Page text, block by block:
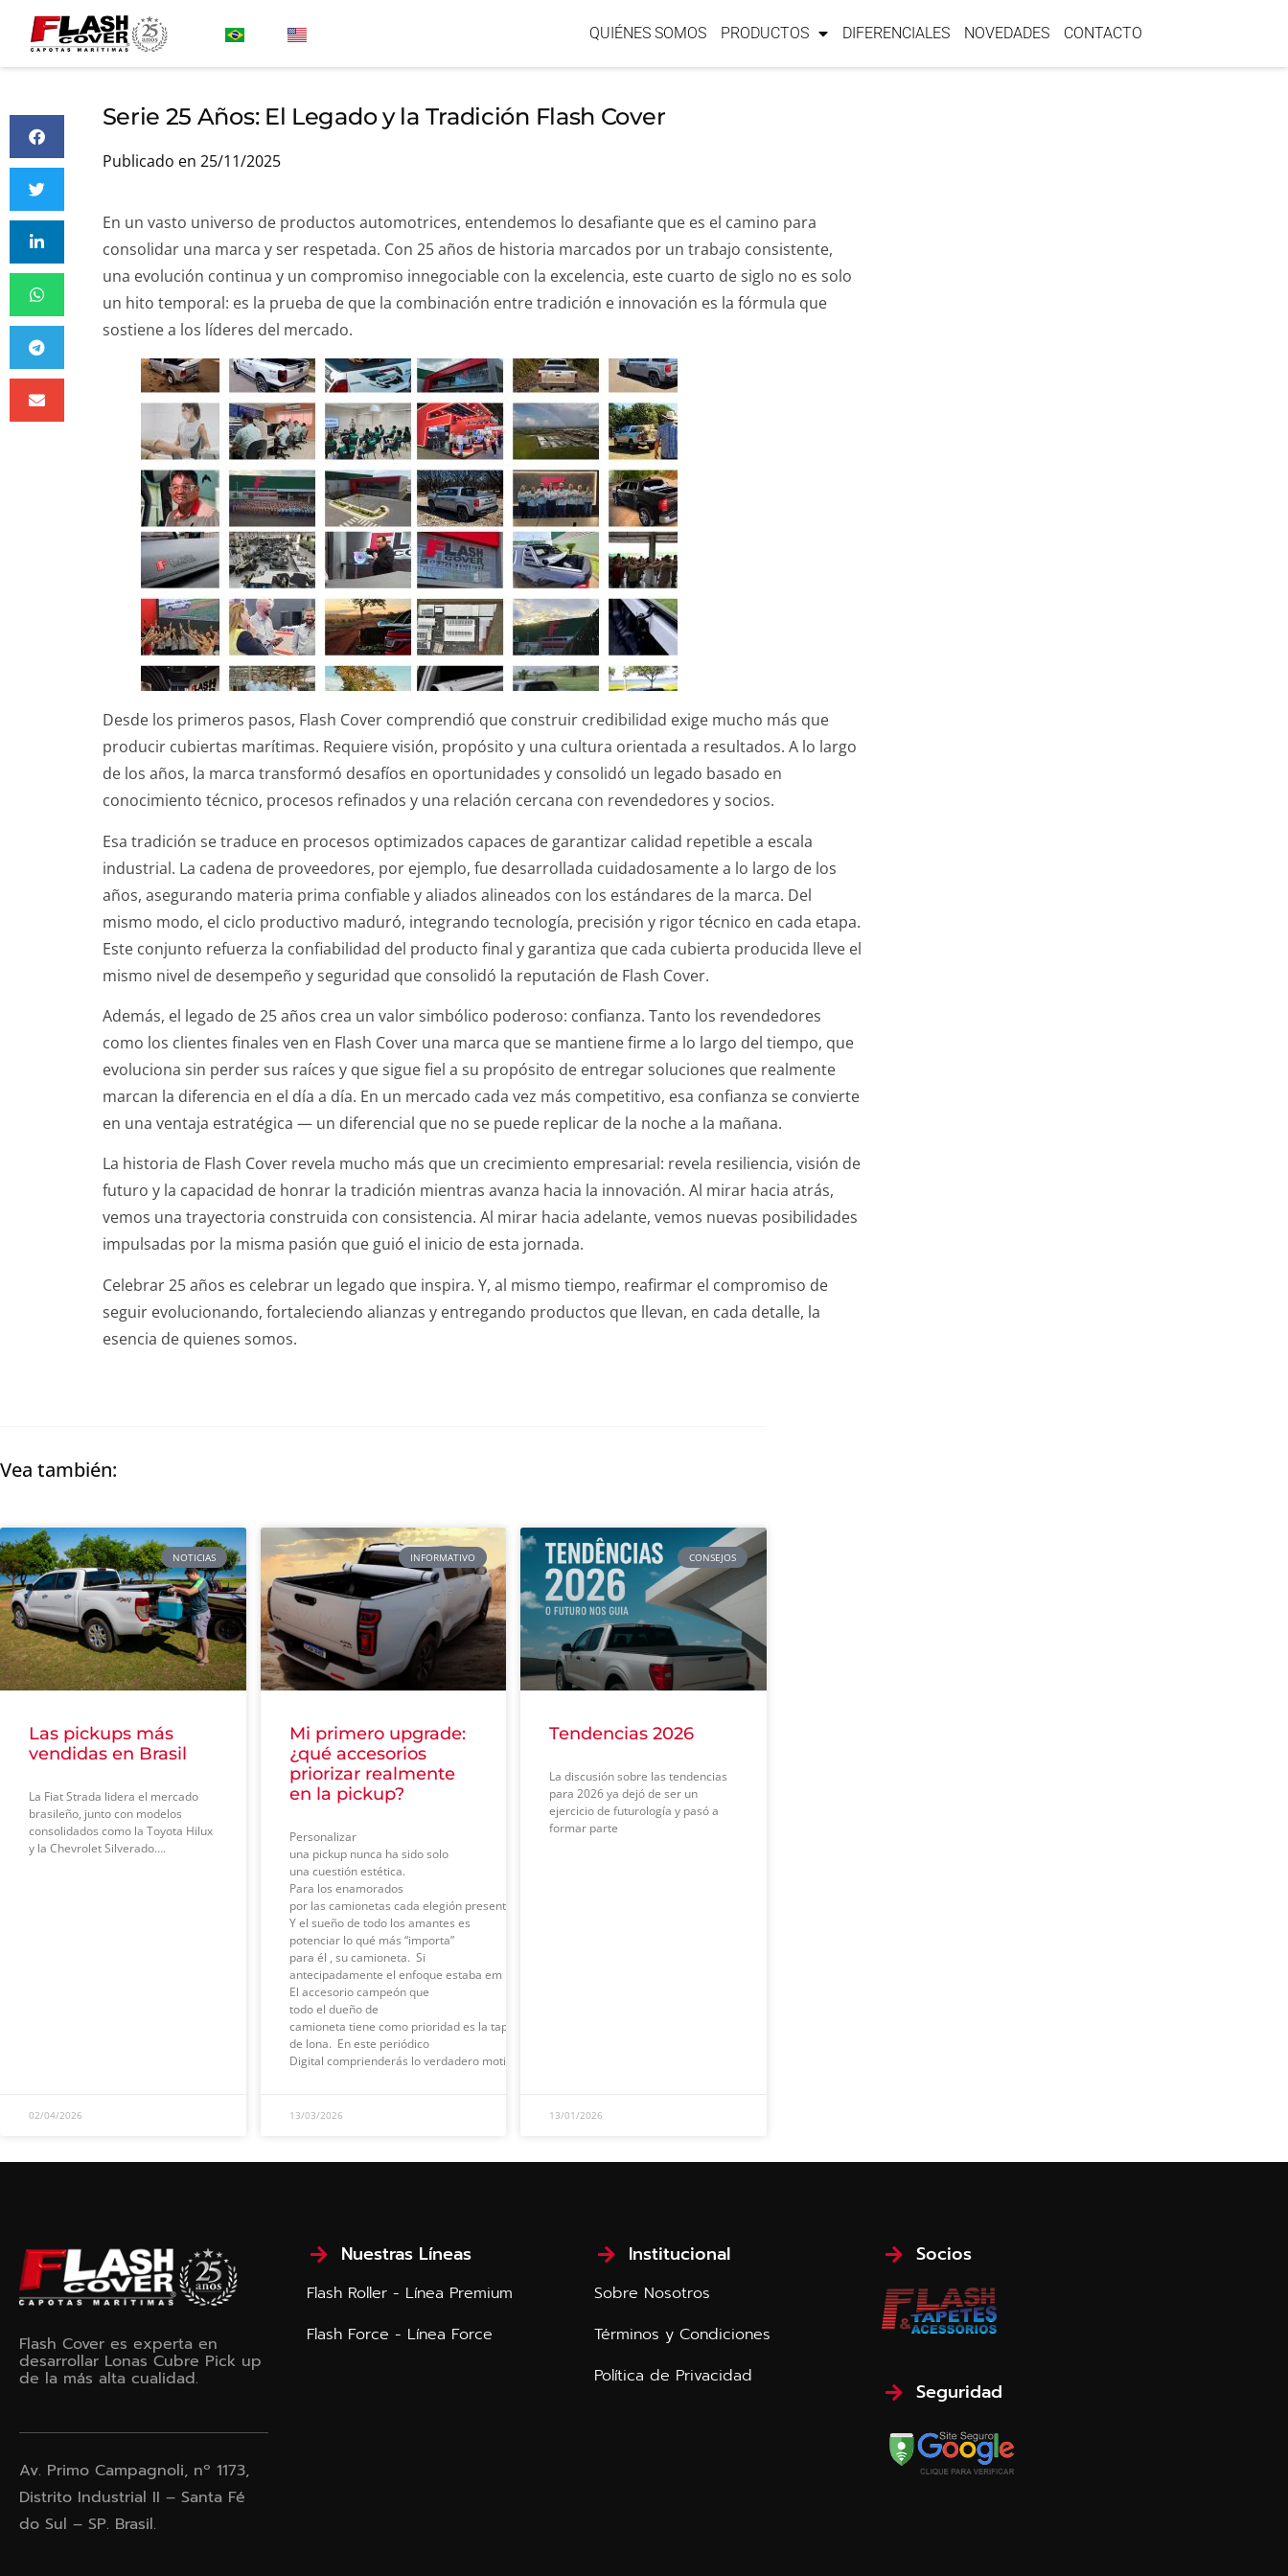
QUIÉNES SOMOS PRODUCTOS DIFERENCIALES NOVEDADES CONTACTO
Serie 25 Años: El Legado y la Tradición Flash Cover
Publicado en 25/11/2025
En un vasto universo de productos automotrices, entendemos lo desafiante que es el camino para
consolidar una marca y ser respetada. Con 25 años de historia marcados por un trabajo consistente,
una evolución continua y un compromiso innegociable con la excelencia, este cuarto de siglo no es solo
un hito temporal: es la prueba de que la combinación entre tradición e innovación es la fórmula que
sostiene a los líderes del mercado.
Desde los primeros pasos, Flash Cover comprendió que construir credibilidad exige mucho más que
producir cubiertas marítimas. Requiere visión, propósito y una cultura orientada a resultados. A lo largo
de los años, la marca transformó desafíos en oportunidades y consolidó un legado basado en
conocimiento técnico, procesos refinados y una relación cercana con revendedores y socios.
Esa tradición se traduce en procesos optimizados capaces de garantizar calidad repetible a escala
industrial. La cadena de proveedores, por ejemplo, fue desarrollada cuidadosamente a lo largo de los
años, asegurando materia prima confiable y aliados alineados con los estándares de la marca. Del
mismo modo, el ciclo productivo maduró, integrando tecnología, precisión y rigor técnico en cada etapa.
Este conjunto refuerza la confiabilidad del producto final y garantiza que cada cubierta producida lleve el
mismo nivel de desempeño y seguridad que consolidó la reputación de Flash Cover.
Además, el legado de 25 años crea un valor simbólico poderoso: confianza. Tanto los revendedores
como los clientes finales ven en Flash Cover una marca que se mantiene firme a lo largo del tiempo, que
evoluciona sin perder sus raíces y que sigue fiel a su propósito de entregar soluciones que realmente
marcan la diferencia en el día a día. En un mercado cada vez más competitivo, esa confianza se convierte
en una ventaja estratégica — un diferencial que no se puede replicar de la noche a la mañana.
La historia de Flash Cover revela mucho más que un crecimiento empresarial: revela resiliencia, visión de
futuro y la capacidad de honrar la tradición mientras avanza hacia la innovación. Al mirar hacia atrás,
vemos una trayectoria construida con consistencia. Al mirar hacia adelante, vemos nuevas posibilidades
impulsadas por la misma pasión que guió el inicio de esta jornada.
Celebrar 25 años es celebrar un legado que inspira. Y, al mismo tiempo, reafirmar el compromiso de
seguir evolucionando, fortaleciendo alianzas y entregando productos que llevan, en cada detalle, la
esencia de quienes somos.
Vea también:
NOTICIAS
Las pickups más
vendidas en Brasil
La Fiat Strada lidera el mercado
brasileño, junto con modelos
consolidados como la Toyota Hilux
y la Chevrolet Silverado….
02/04/2026
INFORMATIVO
Mi primero upgrade:
¿qué accesorios
priorizar realmente
en la pickup?
Personalizar
una pickup nunca ha sido solo
una cuestión estética.
Para los enamorados
por las camionetas cada elegión presenta desempeño, protección y valorización del vehículo.
Y el sueño de todo los amantes es
potenciar lo qué más “importa”
para él , su camioneta. Si
antecipadamente el enfoque estaba em las llantas mayore o los escapes deportivos, hoy la atención estás en la durabilidade , la seguridad y la preservación de la carga.
El accesorio campeón que
todo el dueño de
camioneta tiene como prioridad es la tapa
de lona. En este periódico
Digital comprienderás lo verdadero motibo por qué si debe elegir la tapa
13/03/2026
CONSEJOS
Tendencias 2026
La discusión sobre las tendencias
para 2026 ya dejó de ser un
ejercicio de futurología y pasó a
formar parte
13/01/2026
Flash Cover es experta en
desarrollar Lonas Cubre Pick up
de la más alta cualidad.
Av. Primo Campagnoli, nº 1173,
Distrito Industrial II – Santa Fé
do Sul – SP. Brasil.
Nuestras Líneas
Flash Roller - Línea Premium
Flash Force - Línea Force
Institucional
Sobre Nosotros
Términos y Condiciones
Política de Privacidad
Socios
Seguridad